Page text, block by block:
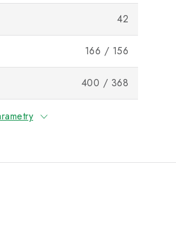
42
166 / 156
400 / 368